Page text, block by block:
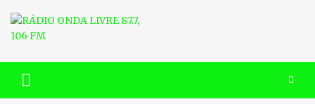
content
RÁDIO ONDA LIVRE 87.7, 106
FM